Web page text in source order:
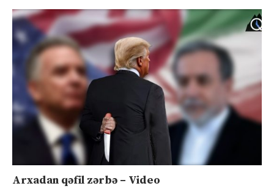
Arxadan qəfil zərbə – Video